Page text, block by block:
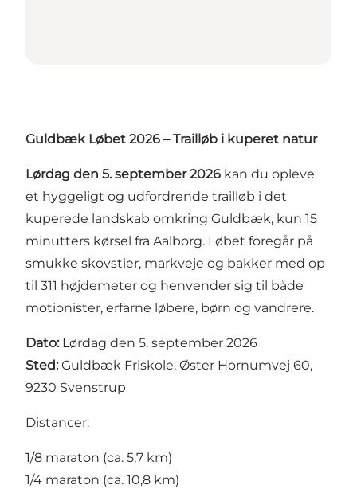
Guldbæk Løbet 2026 – Trailløb i kuperet natur
Lørdag den 5. september 2026 kan du opleve
et hyggeligt og udfordrende trailløb i det
kuperede landskab omkring Guldbæk, kun 15
minutters kørsel fra Aalborg. Løbet foregår på
smukke skovstier, markveje og bakker med op
til 311 højdemeter og henvender sig til både
motionister, erfarne løbere, børn og vandrere.
Dato: Lørdag den 5. september 2026
Sted: Guldbæk Friskole, Øster Hornumvej 60,
9230 Svenstrup
Distancer:
1/8 maraton (ca. 5,7 km)
1/4 maraton (ca. 10,8 km)